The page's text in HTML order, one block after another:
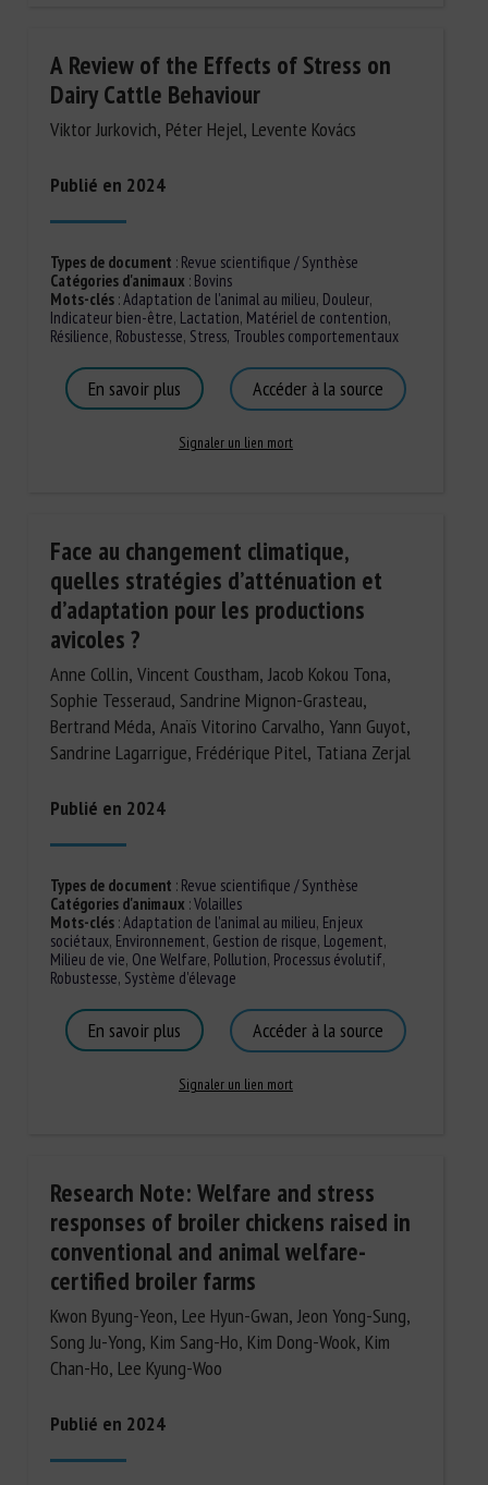
A Review of the Effects of Stress on
Dairy Cattle Behaviour
Viktor Jurkovich, Péter Hejel, Levente Kovács
Publié en 2024
Types de document : Revue scientifique / Synthèse
Catégories d'animaux : Bovins
Mots-clés:Adaptation de l'animal au milieu, Douleur,
Indicateur bien-être, Lactation, Matériel de contention,
Résilience, Robustesse, Stress, Troubles comportementaux
En savoir plus Accéder à la source
Signaler un lien mort
Face au changement climatique,
quelles stratégies d’atténuation et
d’adaptation pour les productions
avicoles ?
Anne Collin, Vincent Coustham, Jacob Kokou Tona,
Sophie Tesseraud, Sandrine Mignon-Grasteau,
Bertrand Méda, Anaïs Vitorino Carvalho, Yann Guyot,
Sandrine Lagarrigue, Frédérique Pitel, Tatiana Zerjal
Publié en 2024
Types de document : Revue scientifique / Synthèse
Catégories d'animaux :Volailles
Mots-clés:Adaptation de l'animal au milieu, Enjeux
sociétaux, Environnement, Gestion de risque, Logement,
Milieu de vie, One Welfare, Pollution, Processus évolutif,
Robustesse, Système d'élevage
En savoir plus Accéder à la source
Signaler un lien mort
Research Note: Welfare and stress
responses of broiler chickens raised in
conventional and animal welfare-
certified broiler farms
Kwon Byung-Yeon, Lee Hyun-Gwan, Jeon Yong-Sung,
Song Ju-Yong, Kim Sang-Ho, Kim Dong-Wook, Kim
Chan-Ho, Lee Kyung-Woo
Publié en 2024